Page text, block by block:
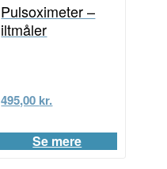
Pulsoximeter –
iltmåler
495,00 kr.
Se mere